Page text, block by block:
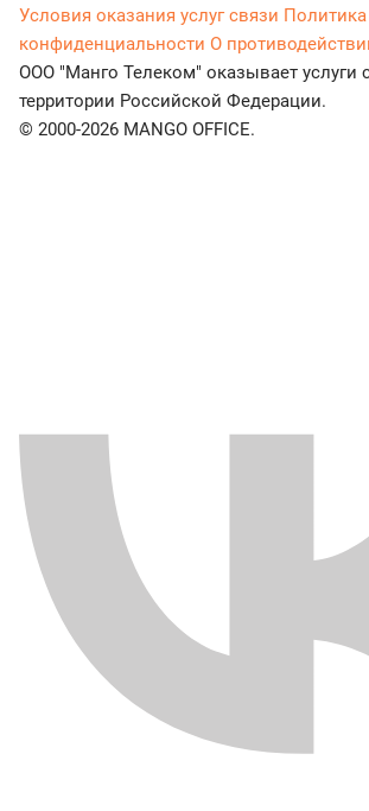
Условия оказания услуг связи Политика
конфиденциальности О
ООО "Манго Телеком" оказывает услуги
территории Российской Федерации.
© 2000-2026 MANGO OFFICE.